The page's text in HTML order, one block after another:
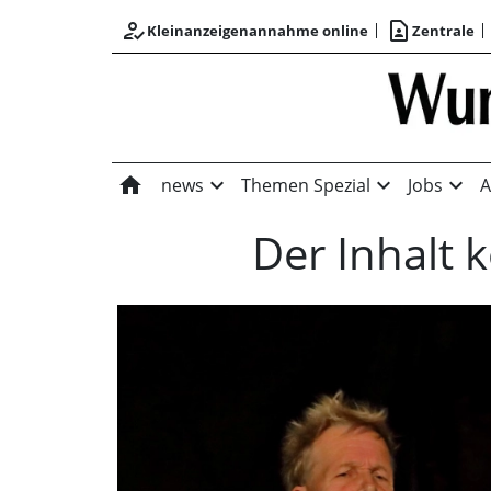
how_to_regKleinanzeigenannahme online contact_page Zentrale
home news expand_more Themen Spezial expand_more Jobs expand_more
Der Inhalt